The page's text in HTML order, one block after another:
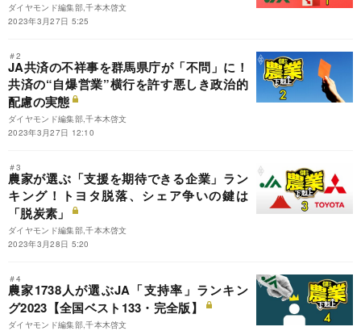
ダイヤモンド編集部,千本木啓文
2023年3月27日 5:25
＃2
JA共済の不祥事を群馬県庁が「不問」に！
共済の“自爆営業”横行を許す悪しき政治的
配慮の実態
ダイヤモンド編集部,千本木啓文
2023年3月27日 12:10
＃3
農家が選ぶ「支援を期待できる企業」ラン
キング！トヨタ脱落、シェア争いの鍵は
「脱炭素」
ダイヤモンド編集部,千本木啓文
2023年3月28日 5:20
＃4
農家1738人が選ぶJA「支持率」ランキン
グ2023【全国ベスト133・完全版】
ダイヤモンド編集部,千本木啓文